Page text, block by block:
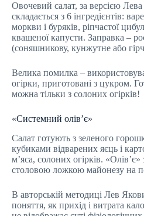
Овочевий салат, за версією
складається з 6 інгредієнтів:
моркви і буряків, ріпчастої
квашеної капусти. Заправка –
(соняшникову, кунжутне або
Велика помилка –
огірки, приготовані з цукром.
можна тільки з солоних огірків!
«Системний олів’є»
Салат готують з зеленого
кубиками відварених яєць і
м’яса, солоних огірків.
столовою ложкою майонезу на
В авторській методиці Лев
поняття, як прихід і витрата